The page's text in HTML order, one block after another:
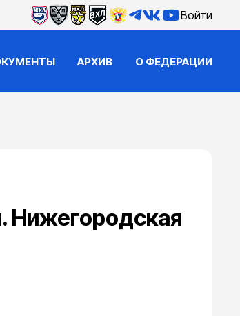
Войти
АРХИВ О ФЕДЕРАЦИИ
Нижегородская